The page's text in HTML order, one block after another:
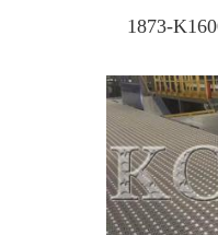
1873-